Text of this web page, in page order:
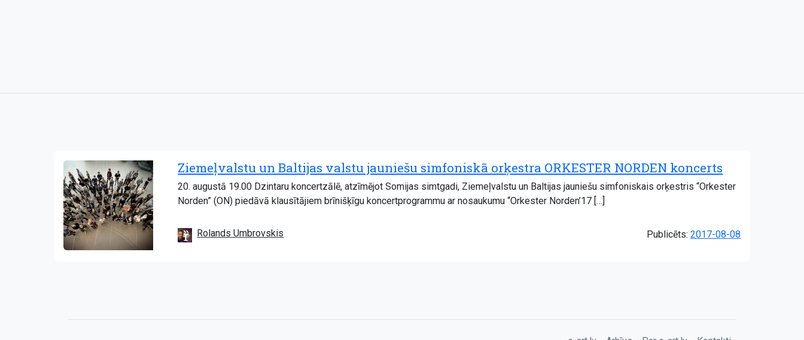
Ziemeļvalstu un Baltijas valstu jauniešu simfoniskā orķestra ORKESTER NORDEN koncerts
20. augustā 19.00 Dzintaru koncertzālē, atzīmējot Somijas simtgadi, Ziemeļvalstu un Baltijas jauniešu simfoniskais orķestris “Orkester
Norden” (ON) piedāvā klausītājiem brīnišķīgu koncertprogrammu ar nosaukumu “Orkester Norden’17 […]
Rolands Umbrovskis Publicēts: 2017-08-08